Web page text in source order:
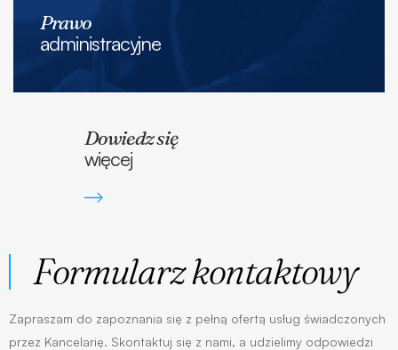
Prawo
administracyjne
Dowiedz się
więcej
Formularz kontaktowy
Zapraszam do zapoznania się z pełną ofertą usług świadczonych
przez Kancelarię. Skontaktuj się z nami, a udzielimy odpowiedzi